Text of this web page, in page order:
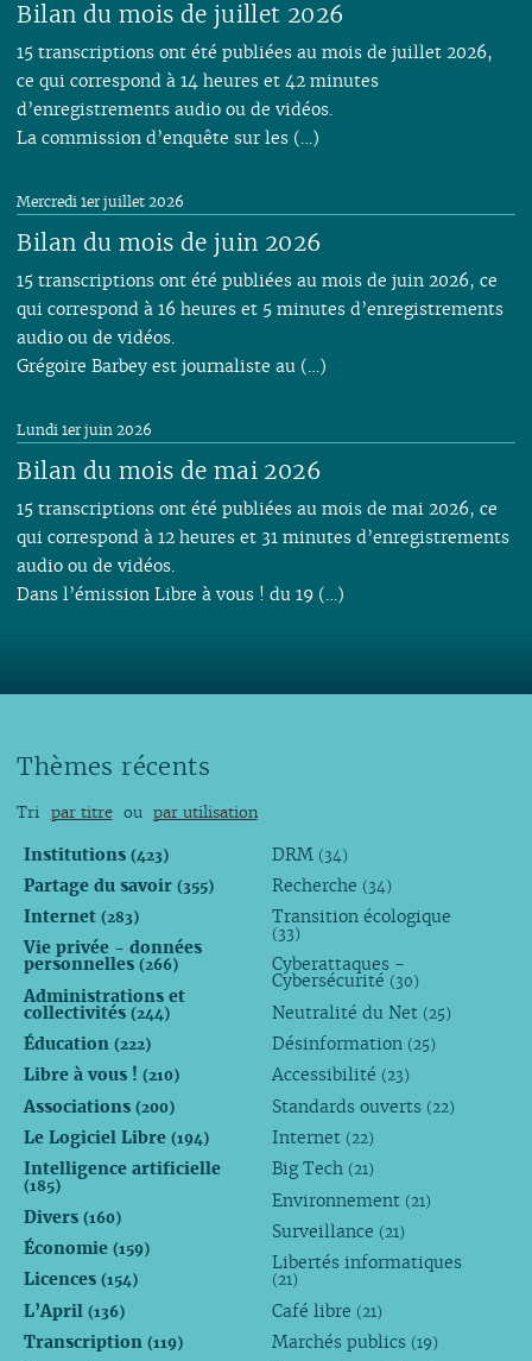
01
01
02
01
Bilan du mois de juillet 2026
15 transcriptions ont été publiées au mois de juillet 2026,
ce qui correspond à 14 heures et 42 minutes
d’enregistrements audio ou de vidéos.
La commission d’enquête sur les (…)
Bilan du mois de juin 2026
Mercredi 1er juillet 2026
15 transcriptions ont été publiées au mois de juin 2026, ce
qui correspond à 16 heures et 5 minutes d’enregistrements
audio ou de vidéos.
Grégoire Barbey est journaliste au (…)
Bilan du mois de mai 2026
Lundi 1er juin 2026
15 transcriptions ont été publiées au mois de mai 2026, ce
qui correspond à 12 heures et 31 minutes d’enregistrements
audio ou de vidéos.
Dans l’émission Libre à vous ! du 19 (…)
Thèmes récents
Tri par titre ou par utilisation
Institutions (423)
Partage du savoir (355)
Internet (283)
Vie privée - données
personnelles (266)
Administrations et
collectivités (244)
Éducation (222)
Libre à vous ! (210)
Associations (200)
Le Logiciel Libre (194)
Intelligence artificielle
(185)
Divers (160)
Économie (159)
Licences (154)
L’April (136)
Transcription (119)
DRM (34)
Recherche (34)
Transition écologique
(33)
Cyberattaques -
Cybersécurité (30)
Neutralité du Net (25)
Désinformation (25)
Accessibilité (23)
Standards ouverts (22)
Internet (22)
Big Tech (21)
Environnement (21)
Surveillance (21)
Libertés informatiques
(21)
Café libre (21)
Marchés publics (19)